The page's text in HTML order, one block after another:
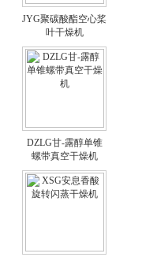
JYG聚碳酸酯空心桨
叶干燥机
DZLG甘-露醇单锥
螺带真空干燥机